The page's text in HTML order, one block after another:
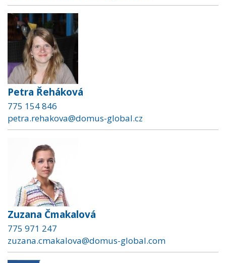
Petra Řeháková
775 154 846
petra.rehakova@domus-global.cz
Zuzana Čmakalová
775 971 247
zuzana.cmakalova@domus-global.com